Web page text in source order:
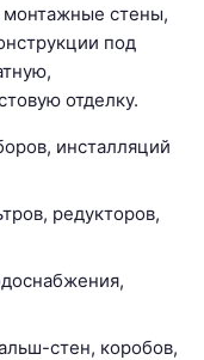
монтажные стены,
под
отделку.
инсталляций
редукторов,
стен, коробов,